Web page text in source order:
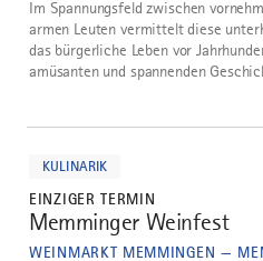
Im Spannungsfeld zwischen
armen Leuten vermittelt diese
das bürgerliche Leben vor
amüsanten und spannenden
KULINARIK
EINZIGER TERMIN
4
Memminger Weinfest
WEINMARKT MEMMINGEN —